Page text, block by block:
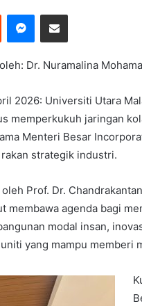
Dr. Nuramalina
2026: Universiti Utara
memperkukuh jaringan
Menteri Besar
strategik industri.
Prof. Dr.
membawa agenda bagi
modal insan,
yang mampu memberi